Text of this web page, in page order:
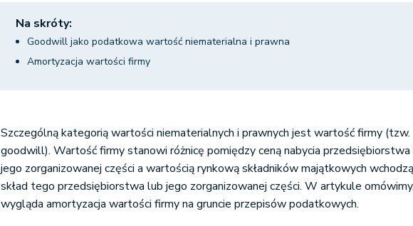
Na skróty:
Goodwill jako podatkowa wartość niematerialna i prawna
Amortyzacja wartości firmy
Szczególną kategorią wartości niematerialnych i prawnych jest wartość firmy (tzw.
goodwill). Wartość firmy stanowi różnicę pomiędzy ceną nabycia przedsiębiorstwa
jego zorganizowanej części a wartością rynkową składników majątkowych
skład tego przedsiębiorstwa lub jego zorganizowanej części. W artykule
wygląda amortyzacja wartości firmy na gruncie przepisów podatkowych.